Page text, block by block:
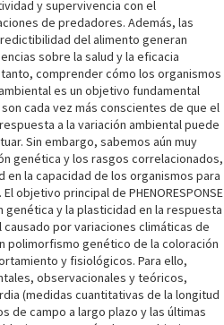
y supervivencia con el
de predadores. Además, las
del alimento generan
sobre la salud y la eficacia
comprender cómo los organismos
es un objetivo fundamental
cada vez más conscientes de que el
a la variación ambiental puede
Sin embargo, sabemos aún muy
genética y los rasgos correlacionados,
en la capacidad de los organismos para
objetivo principal de PHENORESPONSE
genética y la plasticidad en la respuesta
por variaciones climáticas de
polimorfismo genético de la coloración
y fisiológicos. Para ello,
observacionales y teóricos,
(medidas cuantitativas de la longitud
de campo a largo plazo y las últimas